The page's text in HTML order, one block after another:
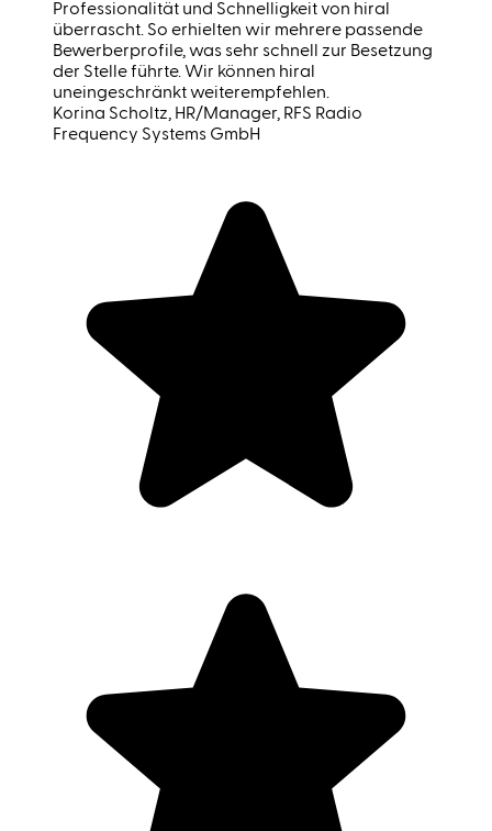
Professionalität und Schnelligkeit von hiral
überrascht. So erhielten wir mehrere passende
Bewerberprofile, was sehr schnell zur Besetzung
der Stelle führte. Wir können hiral
uneingeschränkt weiterempfehlen.
Korina Scholtz, HR/Manager, RFS Radio
Frequency Systems GmbH